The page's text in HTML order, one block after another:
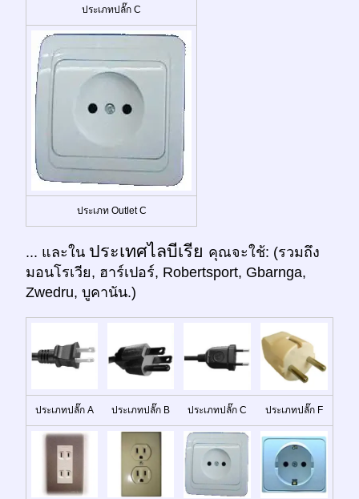
ประเภทปลั๊ก C
ประเภท Outlet C
... และใน ประเทศไลบีเรีย คุณจะใช้: (รวมถึง
มอนโรเวีย, ฮาร์เปอร์, Robertsport, Gbarnga,
Zwedru, บูคานัน.)
ประเภทปลั๊ก A ประเภทปลั๊ก B ประเภทปลั๊ก C ประเภทปลั๊ก F